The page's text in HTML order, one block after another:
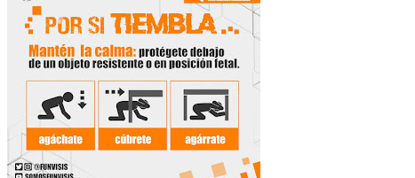
Libertador
vacacional